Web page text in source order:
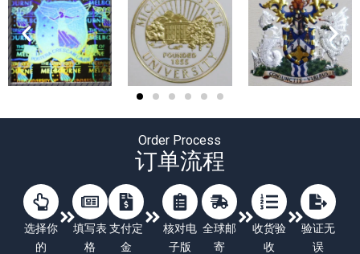
Order Process
订单流程
选择你
的
填写表
格
支付定
金
核对电
子版
全球邮
寄
收货验
收
验证无
误